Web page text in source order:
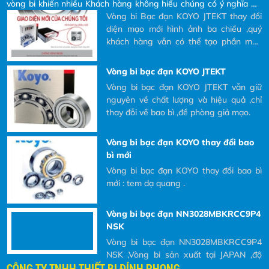
vòng bi khiến nhiều Khách hàng không hiểu chúng có ý nghĩa gì?
và tại sao phải đọc các ký hiệu đó ra khi Khách hàng có nhu cầu
mua và yêu cầu bên nhà cung cấp báo giá.
và tại sao phải đọc các ký hiệu đó ra khi
Khách hàng có nhu cầu mua và yêu cầu
bên nhà cung cấp báo giá.
Vòng bi Bạc đạn KOYO JTEKT thay đổi
diện mạo mới hình ảnh ba chiều ,quý
khách hàng vẫn có thể tạo phần mền
Vòng bi bạc đạn KOYO JTEKT
Vòng bi bạc đạn KOYO JTEKT vẫn giữ
nguyên về chất lượng và hiệu quả ,chỉ
thay đỗi về bao bì ,đề phòng giả mạo.
Vòng bi bạc đạn KOYO thay đổi bao
bì mới
Vòng bi bạc đạn KOYO thay đổi bao bì
mới : tem dạ quang .
Vòng bi bạc đạn NN3028MBKRCC9P4
NSK
Vòng bi bạc đạn NN3028MBKRCC9P4
NSK ,Vòng bi sản xuất tại JAPAN ,độ